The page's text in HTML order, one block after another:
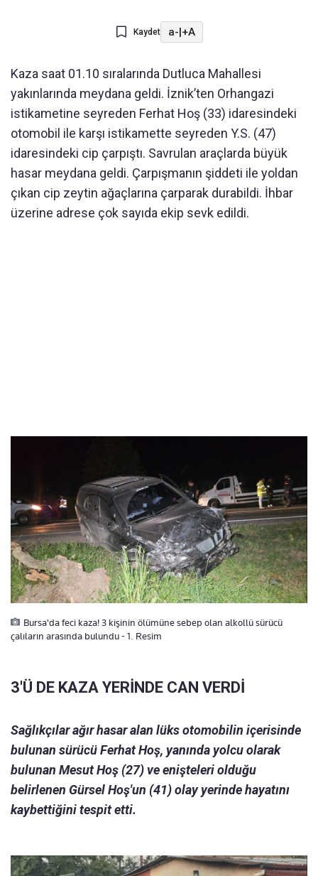
Kaydet a-|+A
Kaza saat 01.10 sıralarında Dutluca Mahallesi
yakınlarında meydana geldi. İznik’ten Orhangazi
istikametine seyreden Ferhat Hoş (33) idaresindeki
otomobil ile karşı istikamette seyreden Y.S. (47)
idaresindeki cip çarpıştı. Savrulan araçlarda büyük
hasar meydana geldi. Çarpışmanın şiddeti ile yoldan
çıkan cip zeytin ağaçlarına çarparak durabildi. İhbar
üzerine adrese çok sayıda ekip sevk edildi.
Bursa'da feci kaza! 3 kişinin ölümüne sebep olan alkollü sürücü
çalıların arasında bulundu - 1. Resim
3'Ü DE KAZA YERİNDE CAN VERDİ
Sağlıkçılar ağır hasar alan lüks otomobilin içerisinde
bulunan sürücü Ferhat Hoş, yanında yolcu olarak
bulunan Mesut Hoş (27) ve enişteleri olduğu
belirlenen Gürsel Hoş'un (41) olay yerinde hayatını
kaybettiğini tespit etti.